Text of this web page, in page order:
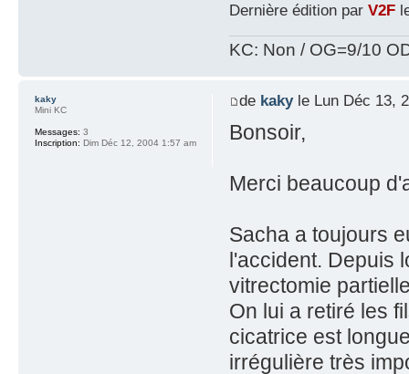
Dernière édition par V2F
KC: Non / OG=9/10
de kakyle Lun Déc 13,
Bonsoir,
Merci beaucoup
Sacha a toujours
l'accident. Depuis
vitrectomie
On lui a retiré les
cicatrice est
irrégulière très
kaky
Mini KC
Messages: 3
Inscription: Dim Déc 12, 2004 1:57 am